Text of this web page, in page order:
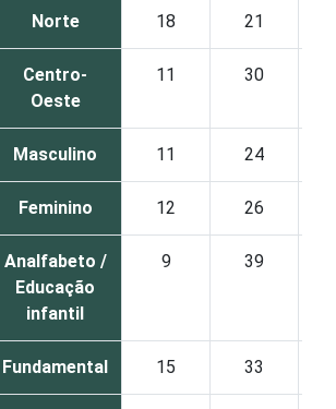
Norte 18 21
Centro-
Oeste
11 30
Masculino 11 24
Feminino 12 26
Analfabeto /
Educação
infantil
9 39
Fundamental 15 33